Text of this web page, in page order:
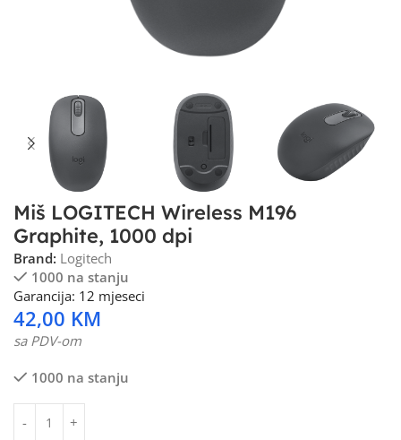
Miš LOGITECH Wireless M196
Graphite, 1000 dpi
Brand: Logitech
1000 na stanju
Garancija: 12 mjeseci
42,00 KM
sa PDV-om
1000 na stanju